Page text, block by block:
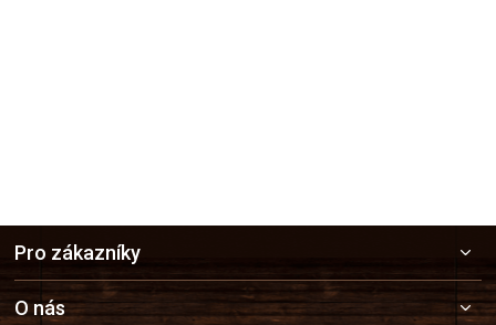
a
Pro zákazníky
O nás